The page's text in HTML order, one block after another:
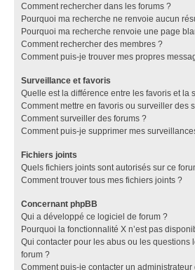
Comment rechercher dans les forums ?
Pourquoi ma recherche ne renvoie aucun
Pourquoi ma recherche renvoie une page
Comment rechercher des membres ?
Comment puis-je trouver mes propres
Surveillance et favoris
Quelle est la différence entre les favoris et la
Comment mettre en favoris ou surveiller des
Comment surveiller des forums ?
Comment puis-je supprimer mes
Fichiers joints
Quels fichiers joints sont autorisés sur ce
Comment trouver tous mes fichiers joints ?
Concernant phpBB
Qui a développé ce logiciel de forum ?
Pourquoi la fonctionnalité X n’est pas
Qui contacter pour les abus ou les questions
forum ?
Comment puis-je contacter un administrateur